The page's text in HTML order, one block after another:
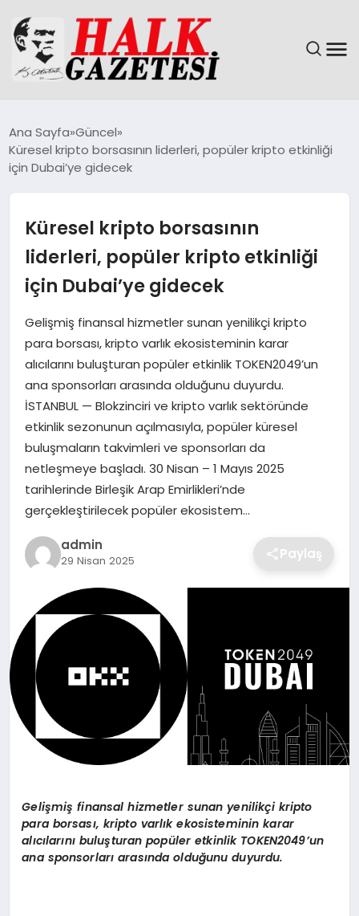
DÜNYA
MAGAZIN
SAĞLIK
SIYASET
SPOR
TEKNOLOJI
YAŞAM
Ana Sayfa Güncel
Küresel kripto borsasının liderleri, popüler kripto etkinliği
için Dubai’ye gidecek
Küresel kripto borsasının
liderleri, popüler kripto etkinliği
için Dubai’ye gidecek
Gelişmiş finansal hizmetler sunan yenilikçi kripto
para borsası, kripto varlık ekosisteminin karar
alıcılarını buluşturan popüler etkinlik TOKEN2049’un
ana sponsorları arasında olduğunu duyurdu.
İSTANBUL — Blokzinciri ve kripto varlık sektöründe
etkinlik sezonunun açılmasıyla, popüler küresel
buluşmaların takvimleri ve sponsorları da
netleşmeye başladı. 30 Nisan – 1 Mayıs 2025
tarihlerinde Birleşik Arap Emirlikleri’nde
gerçekleştirilecek popüler ekosistem…
admin
29 Nisan 2025 Paylaş
Gelişmiş finansal hizmetler sunan yenilikçi kripto
para borsası, kripto varlık ekosisteminin karar
alıcılarını buluşturan popüler etkinlik TOKEN2049’un
ana sponsorları arasında olduğunu duyurdu.